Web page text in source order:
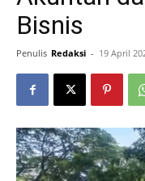
Bisnis
Penulis Redaksi - 19 April